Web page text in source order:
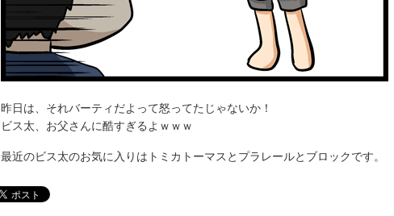
昨日は、それバーティだよって怒ってたじゃないか！
ビス太、お父さんに酷すぎるよｗｗｗ
最近のビス太のお気に入りはトミカトーマスとプラレールとブロックです。